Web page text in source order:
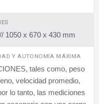
1050 x 670 x 430 mm
Y AUTONOMÍA MÁXIMA
tales como, peso
velocidad promedio,
lo tanto, las mediciones